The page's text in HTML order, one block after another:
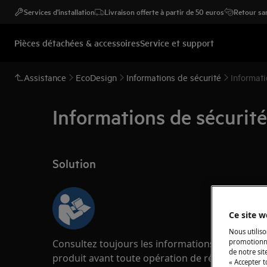
Services d'installation Livraison offerte à partir de 50 euros Retour
Pièces détachées & accessoiresService et support
Assistance EcoDesign Informations de sécurité
Informations de
Solution
Consultez toujours les informations de
produit avant toute opération de réparation
Ce site
Nous
de notre
« Accepter